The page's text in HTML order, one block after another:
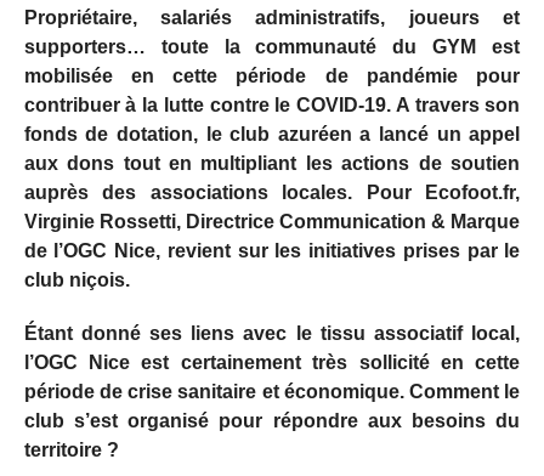
Propriétaire, salariés administratifs, joueurs et
supporters… toute la communauté du GYM est
mobilisée en cette période de pandémie pour
contribuer à la lutte contre le COVID-19. A travers son
fonds de dotation, le club azuréen a lancé un appel
aux dons tout en multipliant les actions de soutien
auprès des associations locales. Pour Ecofoot.fr,
Virginie Rossetti, Directrice Communication & Marque
de l’OGC Nice, revient sur les initiatives prises par le
club niçois.
Étant donné ses liens avec le tissu associatif local,
l’OGC Nice est certainement très sollicité en cette
période de crise sanitaire et économique. Comment le
club s’est organisé pour répondre aux besoins du
territoire ?